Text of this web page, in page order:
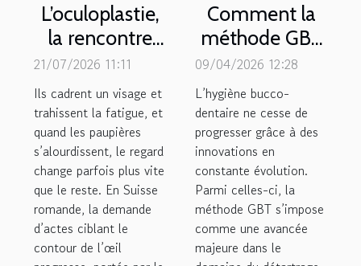
L’oculoplastie,
la rencontre
inédite entre
chirurgie et
esthétique du
regard
21/07/2026 11:11
Ils cadrent un visage et
trahissent la fatigue, et
quand les paupières
s’alourdissent, le regard
change parfois plus vite
que le reste. En Suisse
romande, la demande
d’actes ciblant le
contour de l’œil
Comment la
méthode GBT
révolutionne-t-
elle le
détartrage
dentaire ?
09/04/2026 12:28
L’hygiène bucco-
dentaire ne cesse de
progresser grâce à des
innovations en
constante évolution.
Parmi celles-ci, la
méthode GBT s’impose
comme une avancée
majeure dans le